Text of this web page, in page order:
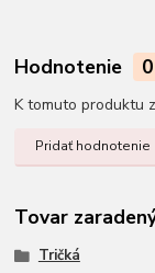
Hodnotenie 0
K tomuto produktu
Pridať hodnotenie
Tovar
Tričká